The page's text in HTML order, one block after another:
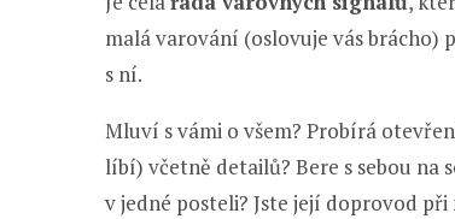
malá varování (oslovuje vás brácho)
s ní.
Mluví s vámi o všem? Probírá
líbí) včetně detailů? Bere s sebou na
v jedné posteli? Jste její doprovod